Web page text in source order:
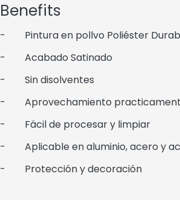
Benefits
- Pintura en pollvo Poliéster
- Acabado Satinado
- Sin disolventes
- Aprovechamiento practicamente
- Fácil de procesar y limpiar
- Aplicable en aluminio, acero y
- Protección y decoración